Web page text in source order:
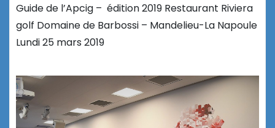
Guide de l’Apcig – édition 2019 Restaurant Riviera
golf Domaine de Barbossi – Mandelieu-La Napoule
Lundi 25 mars 2019